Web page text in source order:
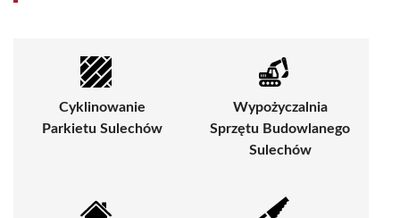
Cyklinowanie
Parkietu Sulechów
Wypożyczalnia
Sprzętu Budowlanego
Sulechów